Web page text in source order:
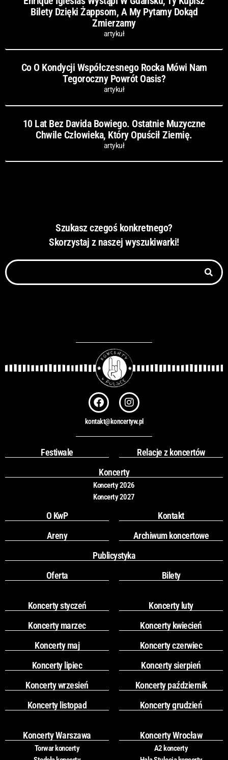
Bilety Dzięki Żappsom, A My Pytamy Dokąd
Zmierzamy
artykuł
Co O Kondycji Współczesnego Rocka Mówi Nam
Tegoroczny Powrót Oasis?
artykuł
10 Lat Bez Davida Bowiego. Ostatnie Muzyczne
Chwile Człowieka, Który Opuścił Ziemię.
artykuł
Szukasz czegoś konkretnego?
Skorzystaj z naszej wyszukiwarki!
Szukaj
F
a
c
e
b
o
k
I
n
s
t
a
r
a
m
kontakt@koncertyw.pl
Festiwale
Relacje z koncertów
Koncerty
Koncerty 2026
Koncerty 2027
O KwP
Kontakt
Areny
Archiwum koncertowe
Publicystyka
Oferta
Bilety
Koncerty styczeń
Koncerty luty
Koncerty marzec
Koncerty kwiecień
Koncerty maj
Koncerty czerwiec
Koncerty lipiec
Koncerty sierpień
Koncerty wrzesień
Koncerty październik
Koncerty listopad
Koncerty grudzień
Koncerty Warszawa
Torwar koncerty
Koncerty Wrocław
A2 koncerty